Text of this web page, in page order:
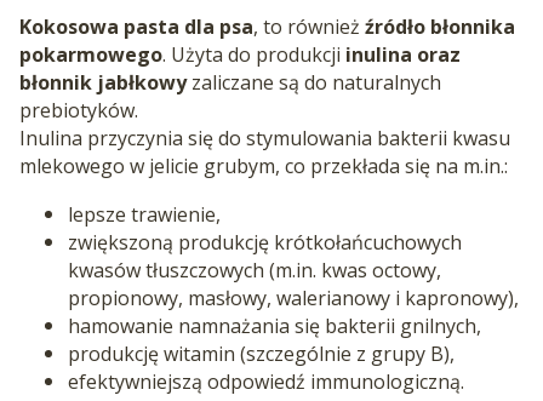
Kokosowa pasta dla psa, to również źródło błonnika
pokarmowego. Użyta do produkcji inulina oraz
błonnik jabłkowyzaliczane są do naturalnych
prebiotyków.
Inulina przyczynia się do stymulowania bakterii kwasu
mlekowego w jelicie grubym, co przekłada się na m.in.:
lepsze trawienie,
zwiększoną produkcję krótkołańcuchowych
kwasów tłuszczowych (m.in. kwas octowy,
propionowy, masłowy, walerianowy i kapronowy),
hamowanie namnażania się bakterii gnilnych,
produkcję witamin (szczególnie z grupy B),
efektywniejszą odpowiedź immunologiczną.